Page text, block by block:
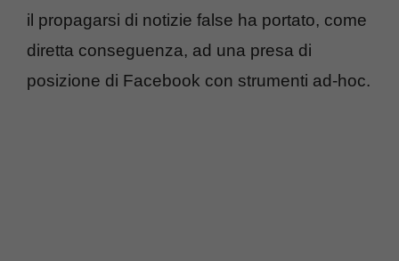
il propagarsi di notizie false ha portato, come
diretta conseguenza, ad una presa di
posizione di Facebook con strumenti ad-hoc.